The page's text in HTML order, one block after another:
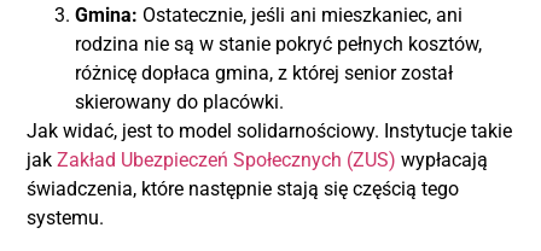
Gmina: Ostatecznie, jeśli ani mieszkaniec, ani
rodzina nie są w stanie pokryć pełnych kosztów,
różnicę dopłaca gmina, z której senior został
skierowany do placówki.
Jak widać, jest to model solidarnościowy. Instytucje takie
jakZakład Ubezpieczeń Społecznych (ZUS) wypłacają
świadczenia, które następnie stają się częścią tego
systemu.